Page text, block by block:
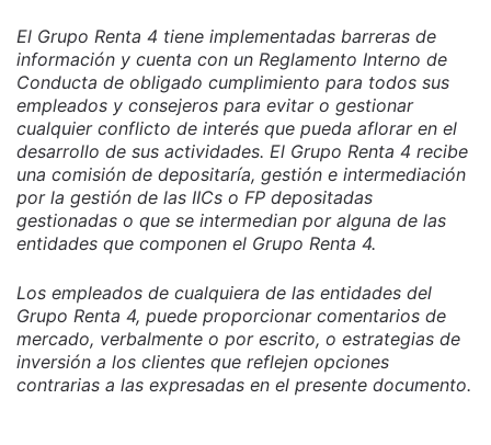
El Grupo Renta 4 tiene implementadas barreras de
información y cuenta con un Reglamento Interno de
Conducta de obligado cumplimiento para todos sus
empleados y consejeros para evitar o gestionar
cualquier conflicto de interés que pueda aflorar en el
desarrollo de sus actividades. El Grupo Renta 4 recibe
una comisión de depositaría, gestión e intermediación
por la gestión de las IICs o FP depositadas
gestionadas o que se intermedian por alguna de las
entidades que componen el Grupo Renta 4.
Los empleados de cualquiera de las entidades del
Grupo Renta 4, puede proporcionar comentarios de
mercado, verbalmente o por escrito, o estrategias de
inversión a los clientes que reflejen opciones
contrarias a las expresadas en el presente documento.